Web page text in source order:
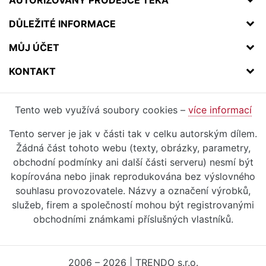
DŮLEŽITÉ INFORMACE
MŮJ ÚČET
KONTAKT
Tento web využívá soubory cookies – více informací
Tento server je jak v části tak v celku autorským dílem.
Žádná část tohoto webu (texty, obrázky, parametry,
obchodní podmínky ani další části serveru) nesmí být
kopírována nebo jinak reprodukována bez výslovného
souhlasu provozovatele. Názvy a označení výrobků,
služeb, firem a společností mohou být registrovanými
obchodními známkami příslušných vlastníků.
2006 – 2026 | TRENDO s.r.o.